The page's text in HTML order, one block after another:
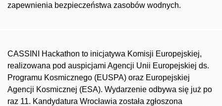
zapewnienia bezpieczeństwa zasobów wodnych.
CASSINI Hackathon to inicjatywa Komisji Europejskiej,
realizowana pod auspicjami Agencji Unii Europejskiej ds.
Programu Kosmicznego (EUSPA) oraz Europejskiej
Agencji Kosmicznej (ESA). Wydarzenie odbywa się już po
raz 11. Kandydatura Wrocławia została zgłoszona